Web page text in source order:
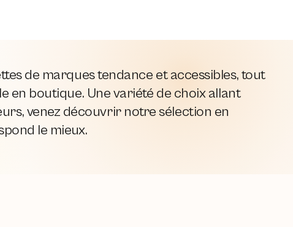
de marques tendance et accessibles, tout
en boutique. Une variété de choix allant
venez découvrir notre sélection en
le mieux.